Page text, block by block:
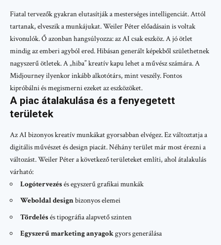
Fiatal tervezők gyakran elutasítják a mesterséges intelligenciát. Attól
tartanak, elveszik a munkájukat. Weiler Péter előadásain is voltak
kivonulók. Ő azonban hangsúlyozza: az AI csak eszköz. A jó ötlet
mindig az emberi agyból ered. Hibásan generált képekből születhetnek
nagyszerű ötletek. A „hiba” kreatív kapu lehet a művész számára. A
Midjourney ilyenkor inkább alkotótárs, mint veszély. Fontos
kipróbálni és megismerni ezeket az eszközöket.
A piac átalakulása és a fenyegetett
területek
Az AI bizonyos kreatív munkákat gyorsabban elvégez. Ez változtatja a
digitális művészet és design piacát. Néhány terület már most érezni a
változást. Weiler Péter a következő területeket említi, ahol átalakulás
várható:
Logótervezésés egyszerű grafikai munkák
Weboldal designbizonyos elemei
Tördelésés tipográfia alapvető szinten
Egyszerű marketing anyagokgyors generálása